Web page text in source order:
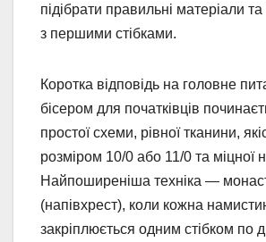
підібрати правильні матеріали
з першими стібками.
Коротка відповідь на головне
бісером для початківців
простої схеми, рівної тканини,
розміром 10/0 або 11/0 та міцної
Найпоширеніша техніка —
(напівхрест), коли кожна
закріплюється одним стібком по